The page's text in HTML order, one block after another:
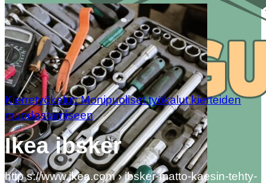
Kierretyökalut: Monipuoliset työkalut kierteiden
muodostamiseen
Ikea ibsker
http s://www.ikea.com › ibsker-matto-kaesin-tehty-